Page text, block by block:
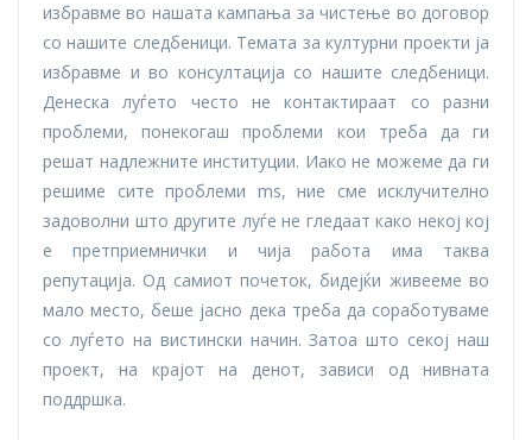
избравме во нашата кампања за чистење во договор
со нашите следбеници. Темата за културни проекти ја
избравме и во консултација со нашите следбеници.
Денеска луѓето често не контактираат со разни
проблеми, понекогаш проблеми кои треба да ги
решат надлежните институции. Иако не можеме да ги
решиме сите проблеми ms, ние сме исклучително
задоволни што другите луѓе не гледаат како некој кој
е претприемнички и чија работа има таква
репутација. Од самиот почеток, бидејќи живееме во
мало место, беше јасно дека треба да соработуваме
со луѓето на вистински начин. Затоа што секој наш
проект, на крајот на денот, зависи од нивната
поддршка.